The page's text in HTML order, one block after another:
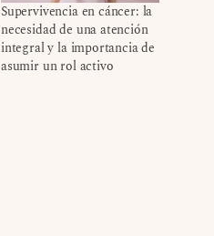
Supervivencia en cáncer: la
necesidad de una atención
integral y la importancia de
asumir un rol activo